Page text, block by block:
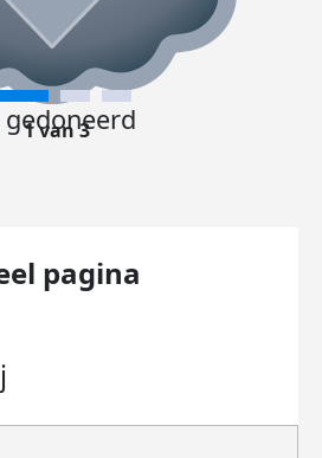
1 van 3
pagina